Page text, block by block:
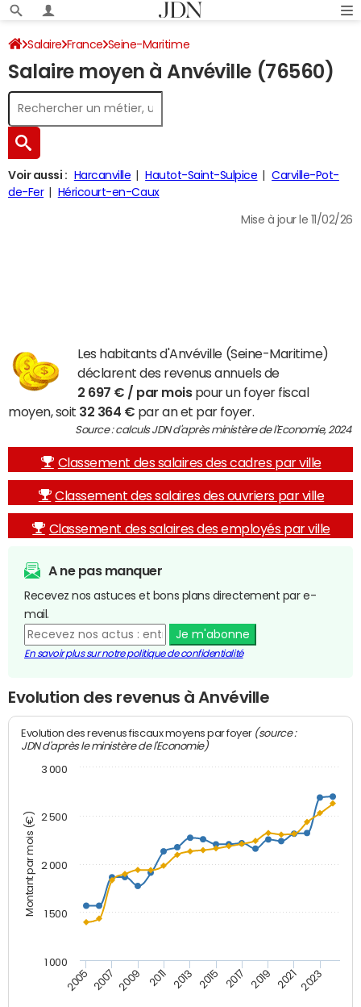
Salaire France Seine-Maritime
Salaire moyen à Anvéville (76560)
Voir aussi : Harcanville Hautot-Saint-Sulpice
Carville-Pot-
de-Fer
Héricourt-en-Caux
Mise à jour le 11/02/26
Les habitants d'Anvéville (Seine-Maritime)
déclarent des revenus annuels de
2 697 € / par moispour un foyer fiscal
moyen, soit 32 364 € par an et par foyer.
Source : calculs JDN d'après ministère de l'Economie, 2024
Classement des salaires des cadres par ville
Classement des salaires des ouvriers par ville
Classement des salaires des employés par ville
A ne pas manquer
Recevez nos astuces et bons plans directement par e-
mail.
Je m'abonne
En savoir plus sur notre politique de confidentialité
Evolution des revenus à Anvéville
Montant par mois (€)
Evolution des revenus fiscaux moyens par foyer (source :
JDN d'après le ministère de l'Economie)
2005 2007 2009 2011 2013 2015 2017 2019 2021 2023
1 000
1 500
2 000
2 500
3 000